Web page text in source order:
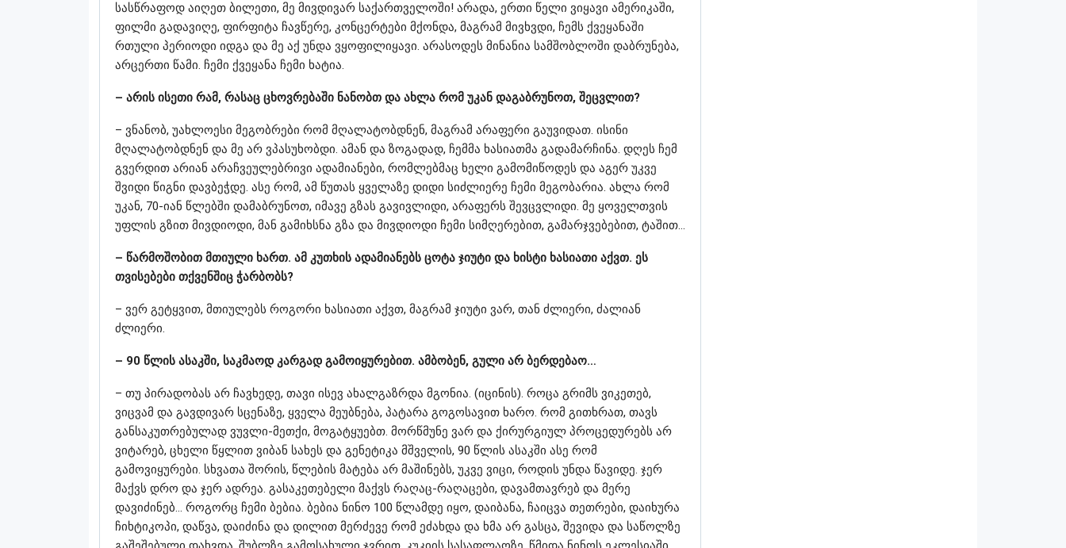
სასწრაფოდ აიღეთ ბილეთი, მე მივდივარ საქართველოში! არადა, ერთი წელი ვიყავი ამერიკაში,
ფილმი გადავიღე, ფირფიტა ჩავწერე, კონცერტები მქონდა, მაგრამ მივხვდი, ჩემს ქვეყანაში
რთული პერიოდი იდგა და მე აქ უნდა ვყოფილიყავი. არასოდეს მინანია სამშობლოში დაბრუნება,
არცერთი წამი. ჩემი ქვეყანა ჩემი ხატია.
– არის ისეთი რამ, რასაც ცხოვრებაში ნანობთ და ახლა რომ უკან დაგაბრუნოთ, შეცვლით?
– ვნანობ, უახლოესი მეგობრები რომ მღალატობდნენ, მაგრამ არაფერი გაუვიდათ. ისინი
მღალატობდნენ და მე არ ვპასუხობდი. ამან და ზოგადად, ჩემმა ხასიათმა გადამარჩინა. დღეს ჩემ
გვერდით არიან არაჩვეულებრივი ადამიანები, რომლებმაც ხელი გამომიწოდეს და აგერ უკვე
შვიდი წიგნი დავბეჭდე. ასე რომ, ამ წუთას ყველაზე დიდი სიძლიერე ჩემი მეგობარია. ახლა რომ
უკან, 70-იან წლებში დამაბრუნოთ, იმავე გზას გავივლიდი, არაფერს შევცვლიდი. მე ყოველთვის
უფლის გზით მივდიოდი, მან გამიხსნა გზა და მივდიოდი ჩემი სიმღერებით, გამარჯვებებით, ტაშით…
– წარმოშობით მთიული ხართ. ამ კუთხის ადამიანებს ცოტა ჯიუტი და ხისტი ხასიათი აქვთ. ეს
თვისებები თქვენშიც ჭარბობს?
– ვერ გეტყვით, მთიულებს როგორი ხასიათი აქვთ, მაგრამ ჯიუტი ვარ, თან ძლიერი, ძალიან
ძლიერი.
– 90 წლის ასაკში, საკმაოდ კარგად გამოიყურებით. ამბობენ, გული არ ბერდებაო…
– თუ პირადობას არ ჩავხედე, თავი ისევ ახალგაზრდა მგონია. (იცინის). როცა გრიმს ვიკეთებ,
ვიცვამ და გავდივარ სცენაზე, ყველა მეუბნება, პატარა გოგოსავით ხარო. რომ გითხრათ, თავს
განსაკუთრებულად ვუვლი-მეთქი, მოგატყუებთ. მორწმუნე ვარ და ქირურგიულ პროცედურებს არ
ვიტარებ, ცხელი წყლით ვიბან სახეს და გენეტიკა მშველის, 90 წლის ასაკში ასე რომ
გამოვიყურები. სხვათა შორის, წლების მატება არ მაშინებს, უკვე ვიცი, როდის უნდა წავიდე. ჯერ
მაქვს დრო და ჯერ ადრეა. გასაკეთებელი მაქვს რაღაც-რაღაცები, დავამთავრებ და მერე
დავიძინებ… როგორც ჩემი ბებია. ბებია ნინო 100 წლამდე იყო, დაიბანა, ჩაიცვა თეთრები, დაიხურა
ჩიხტიკოპი, დაწვა, დაიძინა და დილით მერძევე რომ ეძახდა და ხმა არ გასცა, შევიდა და საწოლზე